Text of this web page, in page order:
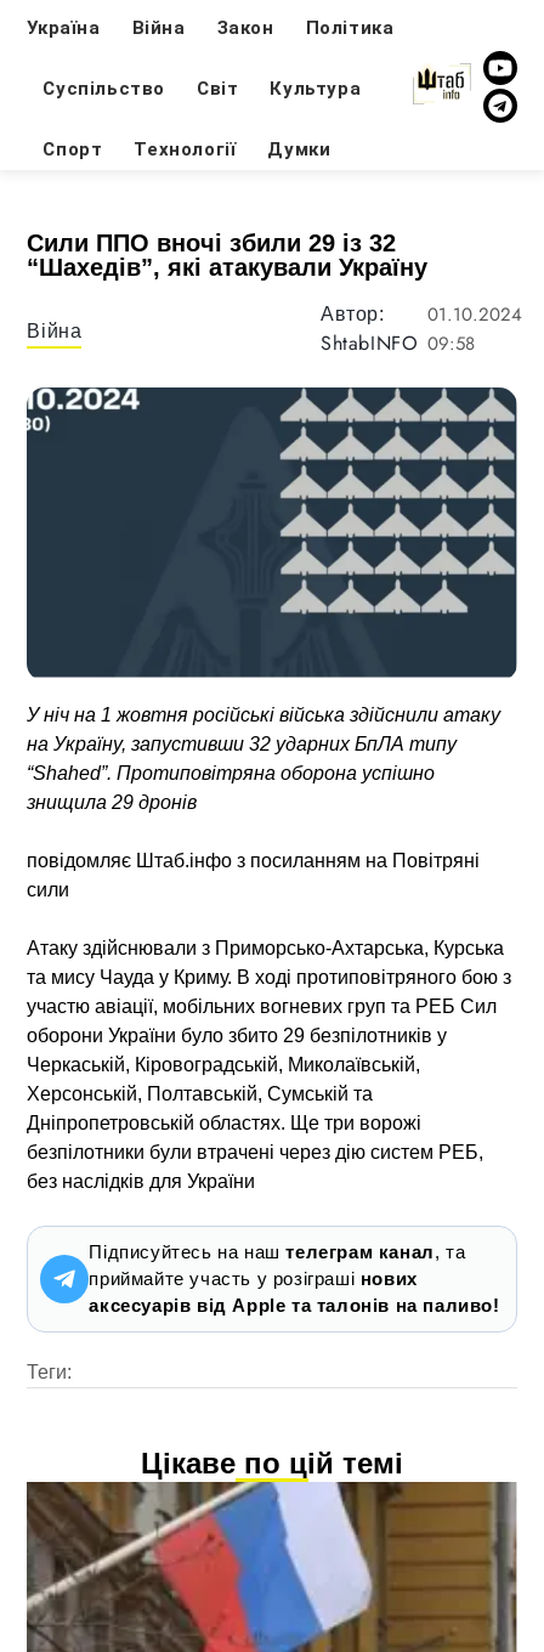
Україна Війна Закон Політика
Суспільство Світ Культура
Спорт Технології Думки
Сили ППО вночі збили 29 із 32
“Шахедів”, які атакували Україну
Війна
Автор:
ShtabINFO
01.10.2024
09:58
У ніч на 1 жовтня російські війська здійснили атаку
на Україну, запустивши 32 ударних БпЛА типу
“Shahed”. Протиповітряна оборона успішно
знищила 29 дронів
повідомляє Штаб.інфо з посиланням на Повітряні
сили
Атаку здійснювали з Приморсько-Ахтарська, Курська
та мису Чауда у Криму. В ході протиповітряного бою з
участю авіації, мобільних вогневих груп та РЕБ Сил
оборони України було збито 29 безпілотників у
Черкаській, Кіровоградській, Миколаївській,
Херсонській, Полтавській, Сумській та
Дніпропетровській областях. Ще три ворожі
безпілотники були втрачені через дію систем РЕБ,
без наслідків для України
Підписуйтесь на наштелеграм канал, та
приймайте участь у розіграші нових
аксесуарів від Apple та талонів на паливо!
Теги:
Цікаве по цій темі